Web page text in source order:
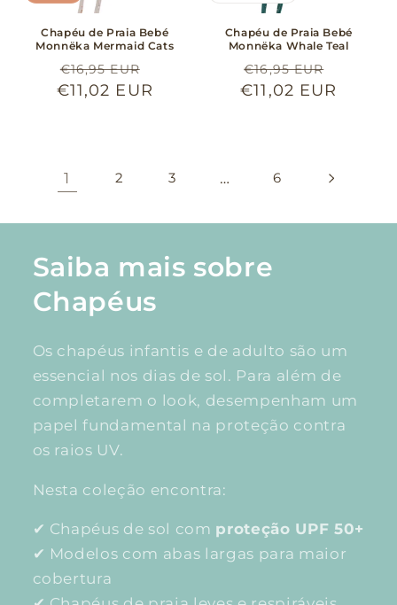
Chapéu de Praia Bebé
Monnëka Mermaid Cats
Preço
normal
€16,95 EUR
de
€11,02 EUR
Chapéu de Praia Bebé
Monnëka Whale Teal
Preço
normal
€16,95 EUR
de
€11,02 EUR
1 2 3 … 6
Saiba mais sobre
Chapéus
Os chapéus infantis e de adulto são um
essencial nos dias de sol. Para além de
completarem o look, desempenham um
papel fundamental na proteção contra
os raios UV.
Nesta coleção encontra:
✔ Chapéus de sol com proteção UPF 50+
✔ Modelos com abas largas para maior
cobertura